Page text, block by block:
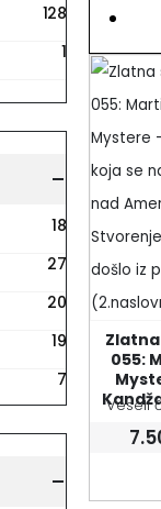
055:
Veseli
128
1
18
27
20
19
7